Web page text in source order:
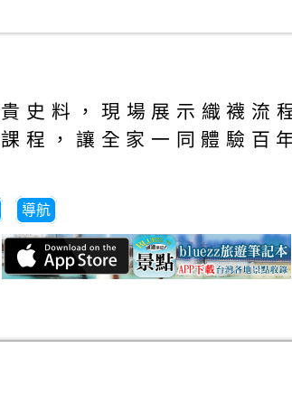
史料，現場展示織襪流
程，讓全家一同體驗百
導航